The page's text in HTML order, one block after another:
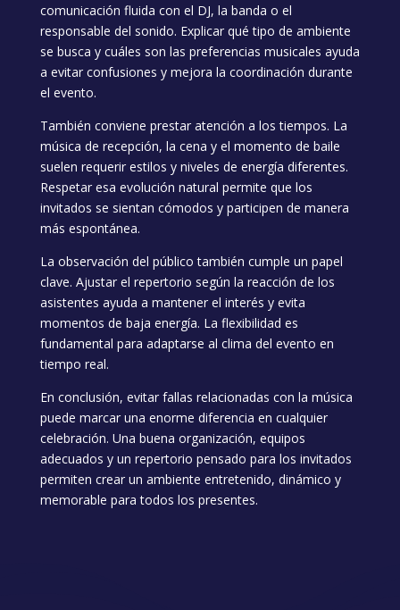
comunicación fluida con el DJ, la banda o el
responsable del sonido. Explicar qué tipo de ambiente
se busca y cuáles son las preferencias musicales ayuda
a evitar confusiones y mejora la coordinación durante
el evento.
También conviene prestar atención a los tiempos. La
música de recepción, la cena y el momento de baile
suelen requerir estilos y niveles de energía diferentes.
Respetar esa evolución natural permite que los
invitados se sientan cómodos y participen de manera
más espontánea.
La observación del público también cumple un papel
clave. Ajustar el repertorio según la reacción de los
asistentes ayuda a mantener el interés y evita
momentos de baja energía. La flexibilidad es
fundamental para adaptarse al clima del evento en
tiempo real.
En conclusión, evitar fallas relacionadas con la música
puede marcar una enorme diferencia en cualquier
celebración. Una buena organización, equipos
adecuados y un repertorio pensado para los invitados
permiten crear un ambiente entretenido, dinámico y
memorable para todos los presentes.